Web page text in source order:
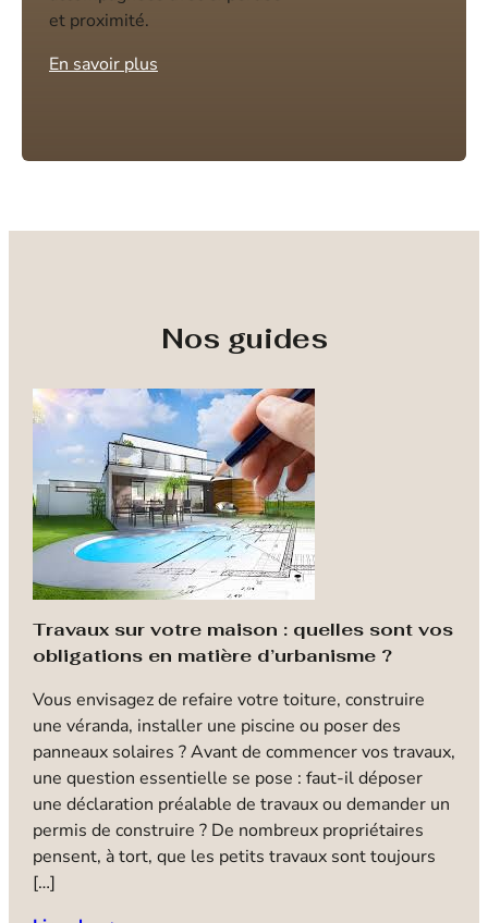
et proximité.
En savoir plus
Nos guides
Travaux sur votre maison : quelles sont vos
obligations en matière d’urbanisme ?
Vous envisagez de refaire votre toiture, construire
une véranda, installer une piscine ou poser des
panneaux solaires ? Avant de commencer vos travaux,
une question essentielle se pose : faut-il déposer
une déclaration préalable de travaux ou demander un
permis de construire ? De nombreux propriétaires
pensent, à tort, que les petits travaux sont toujours
[…]